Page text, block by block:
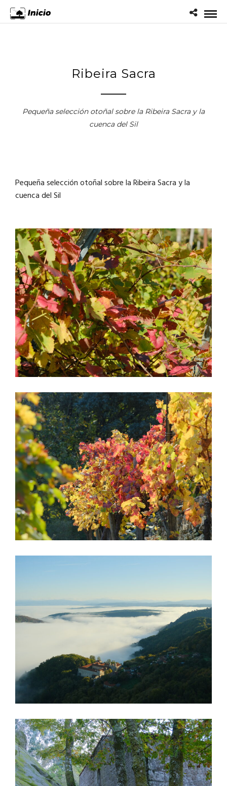
Ribeira Sacra
Pequeña selección otoñal sobre la Ribeira Sacra y la
cuenca del Sil
Pequeña selección otoñal sobre la Ribeira Sacra y la
cuenca del Sil